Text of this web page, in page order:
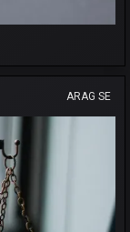
ARAG SE